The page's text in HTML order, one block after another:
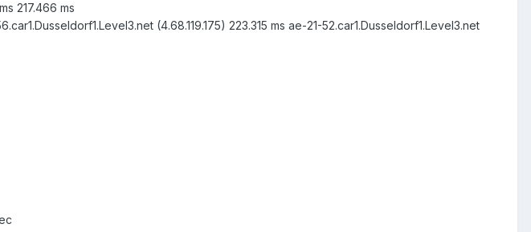
217.466 ms
(4.68.119.175) 223.315 ms ae-21-52.car1.Dusseldorf1.Level3.net